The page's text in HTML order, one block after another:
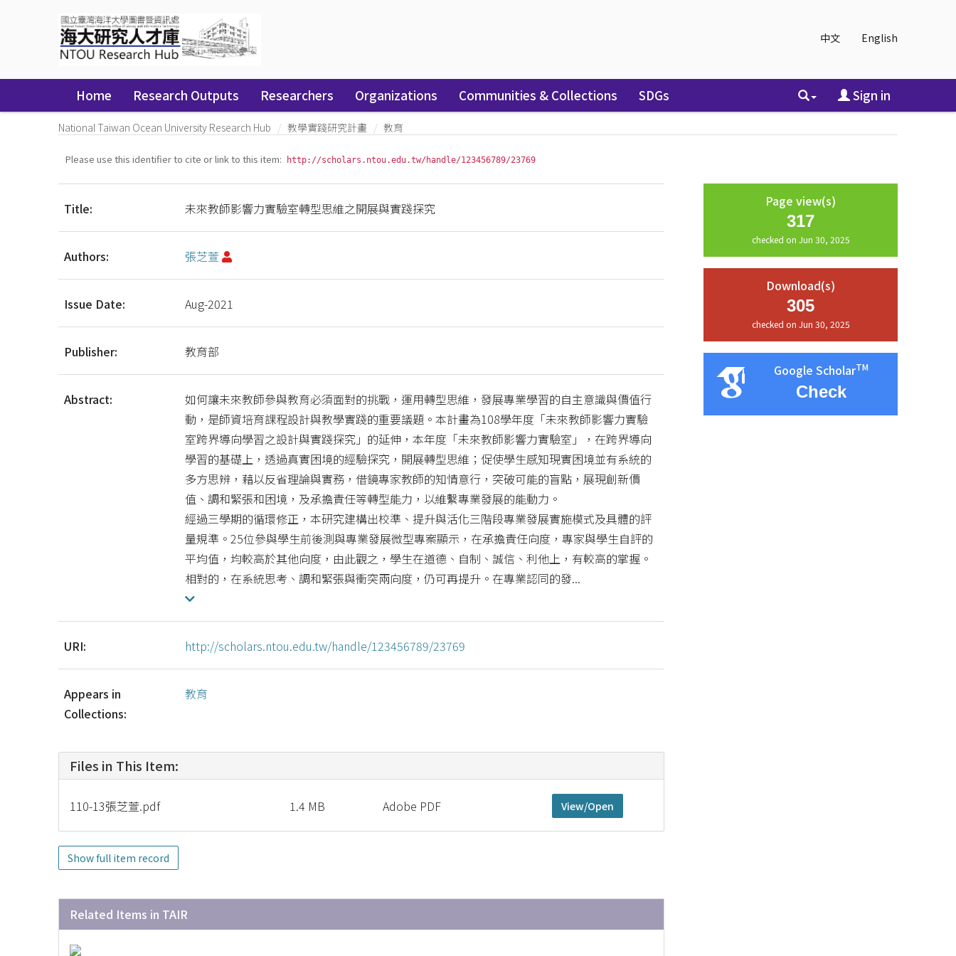
中文 English
Home Research Outputs Researchers Organizations Communities & Collections SDGs Sign in
National Taiwan Ocean University Research Hub 教學實踐研究計畫 教育
Please use this identifier to cite or link to this item: http://scholars.ntou.edu.tw/handle/123456789/23769
Title: 未來教師影響力實驗室轉型思維之開展與實踐探究
Authors: 張芝萱
Issue Date: Aug-2021
Publisher: 教育部
Abstract:
如何讓未來教師參與教育必須面對的挑戰，運用轉型思維，發展專業學習的自主意識與價值行
動，是師資培育課程設計與教學實踐的重要議題。本計畫為108學年度「未來教師影響力實驗
室跨界導向學習之設計與實踐探究」的延伸，本年度「未來教師影響力實驗室」，在跨界導向
學習的基礎上，透過真實困境的經驗探究，開展轉型思維；促使學生感知現實困境並有系統的
多方思辨，藉以反省理論與實務，借鏡專家教師的知情意行，突破可能的盲點，展現創新價
值、調和緊張和困境，及承擔責任等轉型能力，以維繫專業發展的能動力。
經過三學期的循環修正，本研究建構出校準、提升與活化三階段專業發展實施模式及具體的評
量規準。25位參與學生前後測與專業發展微型專案顯示，在承擔責任向度，專家與學生自評的
平均值，均較高於其他向度，由此觀之，學生在道德、自制、誠信、利他上，有較高的掌握。
相對的，在系統思考、調和緊張與衝突兩向度，仍可再提升。在專業認同的發...
URI: http://scholars.ntou.edu.tw/handle/123456789/23769
Appears in
Collections:
教育
Files in This Item:
110-13張芝萱.pdf 1.4 MB Adobe PDF View/Open
Show full item record
Page view(s)
317
checked on Jun 30, 2025
Download(s)
305
checked on Jun 30, 2025
Google ScholarTM
Check
Related Items in TAIR